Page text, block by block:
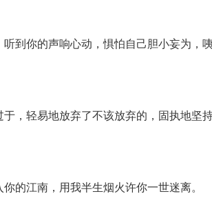
到你的声响心动，惧怕自己胆小妄为，
于，轻易地放弃了不该放弃的，固执地坚
的江南，用我半生烟火许你一世迷离。